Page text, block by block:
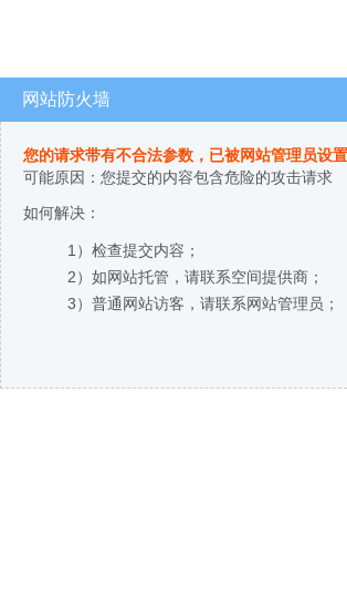
网站防火墙
您的请求带有不合法参数，已被网站管理员设置
可能原因：您提交的内容包含危险的攻击请求
如何解决：
1）检查提交内容；
2）如网站托管，请联系空间提供商；
3）普通网站访客，请联系网站管理员；